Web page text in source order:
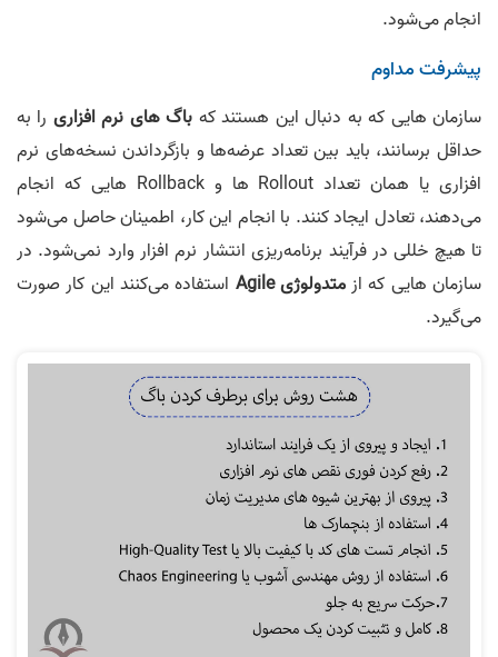
انجام می‌شود.
پیشرفت مداوم
سازمان هایی که به دنبال این هستند که باگ های نرم افزاری را به
حداقل برسانند، باید بین تعداد عرضه‌ها و بازگرداندن نسخه‌های نرم
افزاری یا همان تعداد Rollout ها و Rollback هایی که انجام
می‌دهند، تعادل ایجاد کنند. با انجام این کار، اطمینان حاصل می‌شود
تا هیچ خللی در فرآیند برنامه‌ریزی انتشار نرم افزار وارد نمی‌شود. در
سازمان هایی که ازمتدولوژی Agile
استفاده می‌کنند این کار صورت
می‌گیرد.